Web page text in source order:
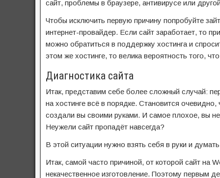
сайт, проблемы в браузере, антивирусе или
Чтобы исключить первую причину попробуйте
интернет-провайдер. Если сайт заработает, то
можно обратиться в поддержку хостинга и
этом же хостинге, то велика вероятность того,
Диагностика сайта
Итак, представим себе более сложный случай:
на хостинге всё в порядке. Становится
создали вы своими руками. И самое плохое, вы
Неужели сайт пропадёт навсегда?
В этой ситуации нужно взять себя в руки и
Итак, самой часто причиной, от которой сайт на
некачественное изготовление. Поэтому первым